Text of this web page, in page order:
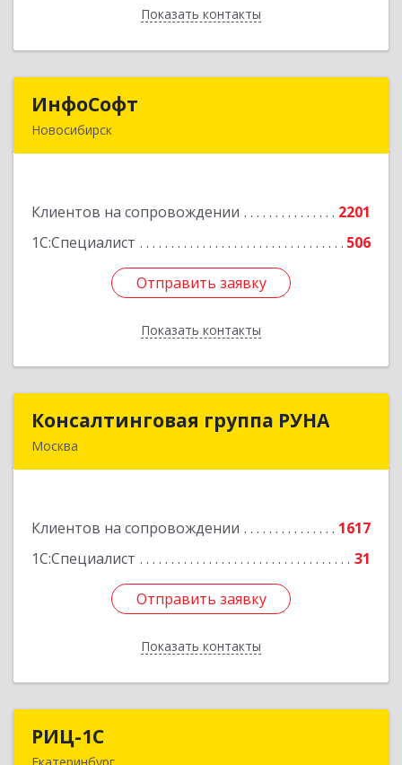
Показать контакты
Назад
ИнфоСофт
Новосибирск
Клиентов на сопровождении
2201
1С:Специалист
506
Отправить заявку
Показать контакты
Подробнее
Отправить заявку
Назад
Консалтинговая группа РУНА
Москва
Клиентов на сопровождении
1617
1С:Специалист
31
Отправить заявку
Показать контакты
Консалтинговая группа РУНА
Подробнее
Отправить заявку
Назад
РИЦ-1С